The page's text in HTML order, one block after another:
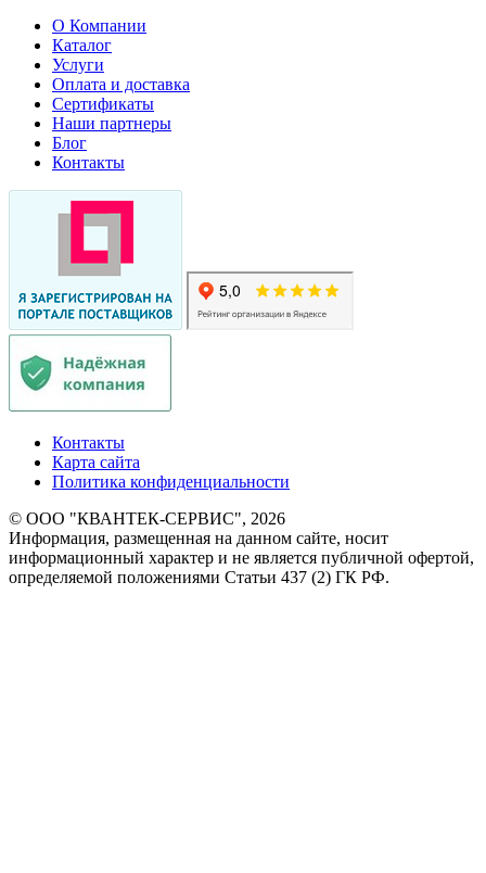
О Компании
Каталог
Услуги
Оплата и доставка
Сертификаты
Наши партнеры
Блог
Контакты
Контакты
Карта сайта
Политика конфиденциальности
© ООО "КВАНТЕК-СЕРВИС", 2026
Информация, размещенная на данном сайте, носит
информационный характер и не является публичной офертой,
определяемой положениями Статьи 437 (2) ГК РФ.